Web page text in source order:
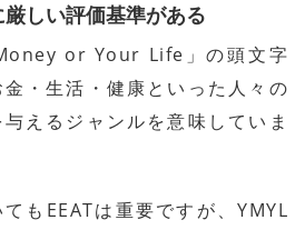
しい評価基準がある
or Your Life」の頭文字
・生活・健康といった人々の
えるジャンルを意味していま
もEEATは重要ですが、YMYL